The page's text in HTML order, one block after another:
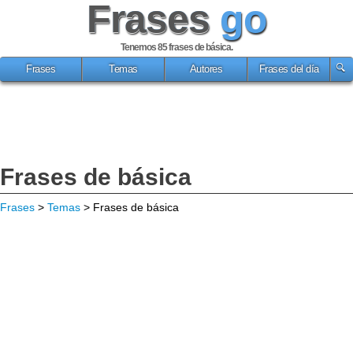
Frases go
Tenemos 85frases de básica.
Frases
Temas Autores Frases del día
Frases de básica
Frases > Temas > Frases de básica